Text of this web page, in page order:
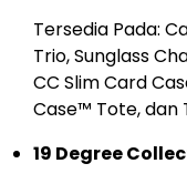
Tersedia Pada:
Trio, Sunglass
CC Slim Card
Case™ Tote, dan
19 Degree